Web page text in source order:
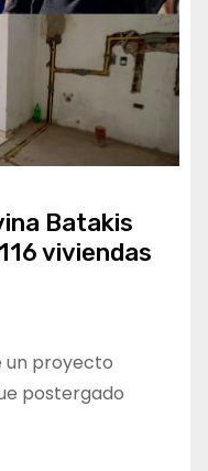
Batakis
viviendas
un proyecto
postergado